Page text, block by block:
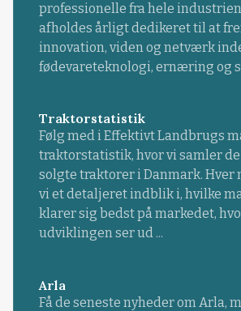
professionelle fra hele
afholdes årligt dedikeret til at
innovation, viden og netværk
fødevareteknologi, ernæring og
Traktorstatistik
Følg med i Effektivt Landbrugs
traktorstatistik, hvor vi samler
solgte traktorer i Danmark. Hver
vi et detaljeret indblik i, hvilke
klarer sig bedst på markedet,
udviklingen ser ud ...
Arla
Få de seneste nyheder om Arla,